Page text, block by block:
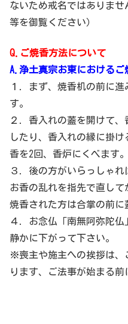
ないため戒名ではありま
等を御覧ください）
Q.ご焼香方法について
A.浄土真宗お東におけるご
１．まず、焼香机の前に
す。
２．香入れの蓋を開けて
したり、香入れの縁に掛
香を2回、香炉にくべます
３．後の方がいらっしゃれ
お香の乱れを指先で直し
焼香された方は合掌の前に
４．お念仏「南無阿弥陀
静かに下がって下さい。
※喪主や施主への挨拶は、
ります、ご法事が始まる前